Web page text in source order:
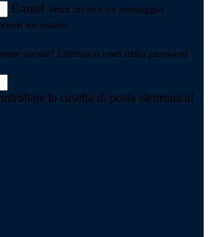
E-mail Verrà inviato un messaggio
necessarie.
utente? Effettua il reset della password
la casella di posta elettronica!